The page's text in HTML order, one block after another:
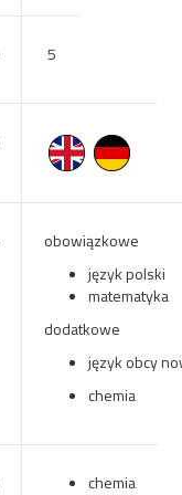
5
obowiązkowe
język polski
matematyka
dodatkowe
język obcy
chemia
chemia